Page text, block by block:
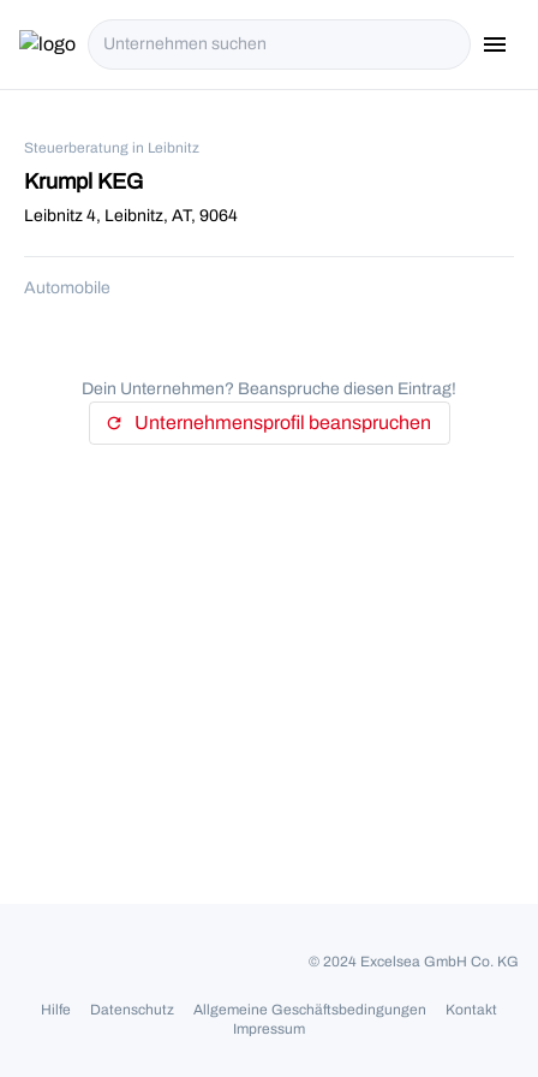
menu
Steuerberatung in Leibnitz
Krumpl KEG
Leibnitz 4, Leibnitz, AT, 9064
Automobile
Dein Unternehmen? Beanspruche diesen Eintrag!
refresh Unternehmensprofil beanspruchen
© 2024 Excelsea GmbH Co. KG
Hilfe Datenschutz Allgemeine Geschäftsbedingungen
Kontakt
Impressum